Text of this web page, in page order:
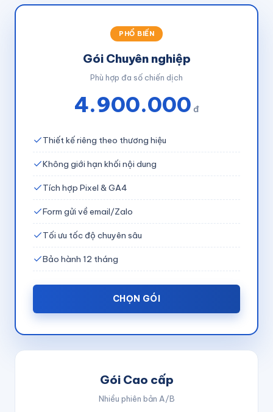
PHỔ BIẾN
Gói Chuyên nghiệp
Phù hợp đa số chiến dịch
4.900.000 đ
Thiết kế riêng theo thương hiệu
Không giới hạn khối nội dung
Tích hợp Pixel & GA4
Form gửi về email/Zalo
Tối ưu tốc độ chuyên sâu
Bảo hành 12 tháng
CHỌN GÓI
Gói Cao cấp
Nhiều phiên bản A/B